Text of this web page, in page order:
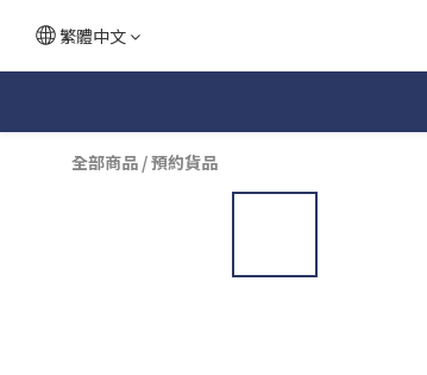
繁體中文
全部商品 /預約貨品